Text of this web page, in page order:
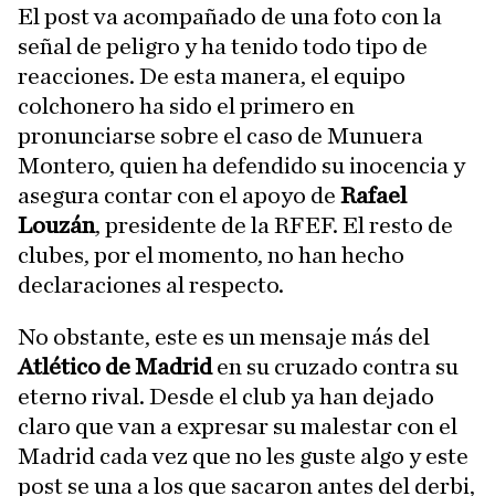
El post va acompañado de una foto con la
señal de peligro y ha tenido todo tipo de
reacciones. De esta manera, el equipo
colchonero ha sido el primero en
pronunciarse sobre el caso de Munuera
Montero, quien ha defendido su inocencia y
asegura contar con el apoyo de Rafael
Louzán, presidente de la RFEF. El resto de
clubes, por el momento, no han hecho
declaraciones al respecto.
No obstante, este es un mensaje más del
Atlético de Madriden su cruzado contra su
eterno rival. Desde el club ya han dejado
claro que van a expresar su malestar con el
Madrid cada vez que no les guste algo y este
post se una a los que sacaron antes del derbi,